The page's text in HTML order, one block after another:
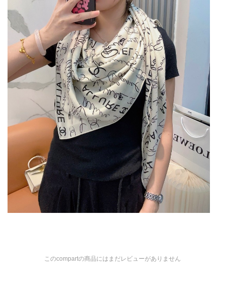
このcompartの商品にはまだレビューがありません